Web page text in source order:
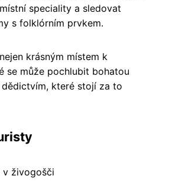
speciality a sledovat
s folklórním prvkem.
krásným místem k
se může pochlubit bohatou
které stojí za to
živogošči